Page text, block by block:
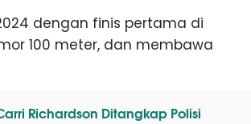
dengan finis pertama di
100 meter, dan membawa
Richardson Ditangkap Polisi